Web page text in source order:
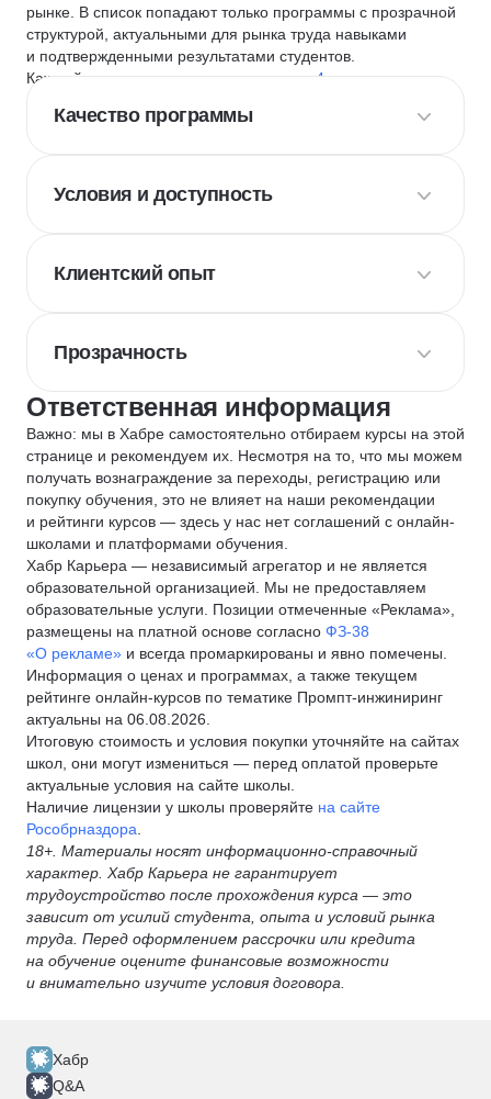
рынке. В список попадают только программы с прозрачной
структурой, актуальными для рынка труда навыками
и подтвержденными результатами студентов.
Каждый курс и школу мы оцениваем по
4 критериям
Качество программы
Условия и доступность
Клиентский опыт
Прозрачность
Ответственная информация
Важно: мы в Хабре самостоятельно отбираем курсы на этой
странице и рекомендуем их. Несмотря на то, что мы можем
получать вознаграждение за переходы, регистрацию или
покупку обучения, это не влияет на наши рекомендации
и рейтинги курсов — здесь у нас нет соглашений с онлайн-
школами и платформами обучения.
Хабр Карьера — независимый агрегатор и не является
образовательной организацией. Мы не предоставляем
образовательные услуги. Позиции отмеченные «Реклама»,
размещены на платной основе согласно ФЗ-38
«О рекламе» и всегда промаркированы и явно помечены.
Информация о ценах и программах, а также текущем
рейтинге онлайн-курсов по тематике Промпт-инжиниринг
актуальны на 06.08.2026.
Итоговую стоимость и условия покупки уточняйте на сайтах
школ, они могут измениться — перед оплатой проверьте
актуальные условия на сайте школы.
Наличие лицензии у школы проверяйте на сайте
Рособрназдора
18+. Материалы носят информационно-справочный
характер. Хабр Карьера не гарантирует
трудоустройство после прохождения курса — это
зависит от усилий студента, опыта и условий рынка
труда. Перед оформлением рассрочки или кредита
на обучение оцените финансовые возможности
и внимательно изучите условия договора.
Хабр
Q&A